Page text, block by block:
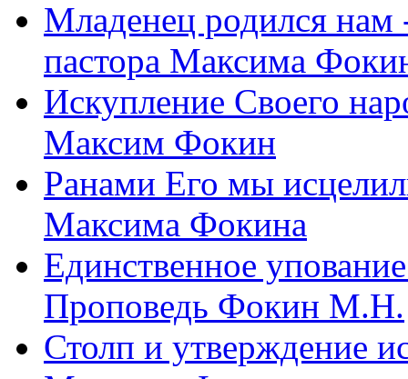
Младенец родился
пастора Максима
Искупление Своего
Максим Фокин
Ранами Его мы
Максима Фокина
Единственное
Проповедь Фокин М.Н.
Столп и утверждение